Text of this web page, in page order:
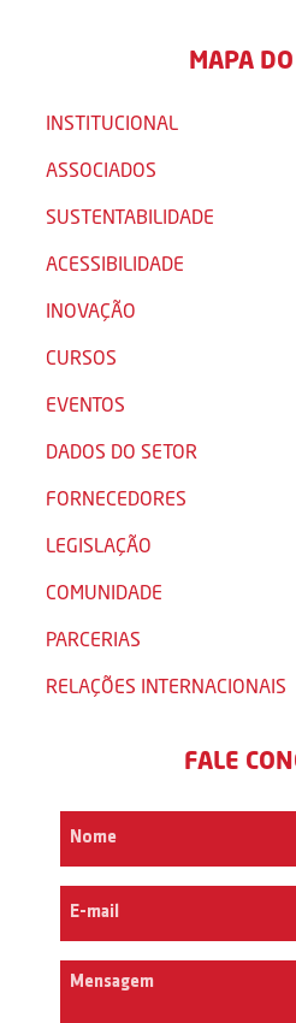
MAPA
INSTITUCIONAL
ASSOCIADOS
SUSTENTABILIDADE
ACESSIBILIDADE
INOVAÇÃO
CURSOS
EVENTOS
DADOS DO SETOR
FORNECEDORES
LEGISLAÇÃO
COMUNIDADE
PARCERIAS
RELAÇÕES INTERNACIONAIS
FALE